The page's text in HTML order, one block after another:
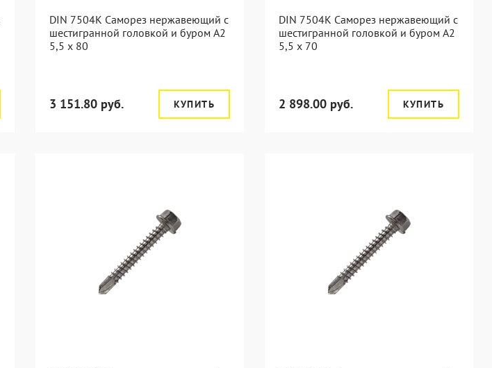
DIN 7504K Саморез нержавеющий с
шестигранной головкой и буром A2
5,5 x 80
3 151.80 руб. КУПИТЬ
DIN 7504K Саморез нержавеющий с
шестигранной головкой и буром A2
5,5 x 70
2 898.00 руб. КУПИТЬ